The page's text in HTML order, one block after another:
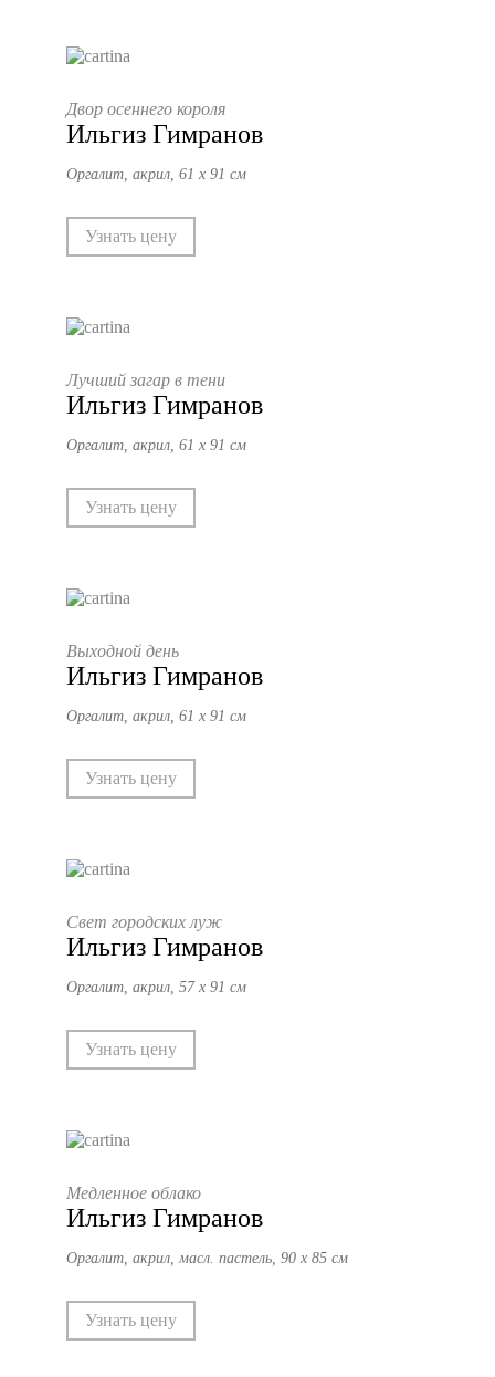
Двор осеннего короля
Ильгиз Гимранов
Оргалит, акрил, 61 х 91 см
Узнать цену
Лучший загар в тени
Ильгиз Гимранов
Оргалит, акрил, 61 х 91 см
Узнать цену
Выходной день
Ильгиз Гимранов
Оргалит, акрил, 61 х 91 см
Узнать цену
Свет городских луж
Ильгиз Гимранов
Оргалит, акрил, 57 х 91 см
Узнать цену
Медленное облако
Ильгиз Гимранов
Оргалит, акрил, масл. пастель, 90 х 85 см
Узнать цену